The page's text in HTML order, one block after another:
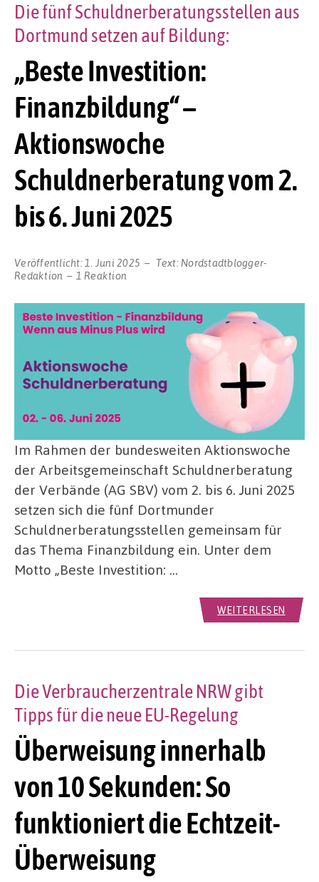
„Beste Investition:
Finanzbildung“ –
Aktionswoche
Schuldnerberatung vom 2.
bis 6. Juni 2025
Die fünf Schuldnerberatungsstellen aus
Dortmund setzen auf Bildung:
Veröffentlicht: 1. Juni 2025 Text: Nordstadtblogger-
Redaktion
1 Reaktion
Im Rahmen der bundesweiten Aktionswoche
der Arbeitsgemeinschaft Schuldnerberatung
der Verbände (AG SBV) vom 2. bis 6. Juni 2025
setzen sich die fünf Dortmunder
Schuldnerberatungsstellen gemeinsam für
das Thema Finanzbildung ein. Unter dem
Motto „Beste Investition: …
WEITERLESEN
Überweisung innerhalb
von 10 Sekunden: So
funktioniert die Echtzeit-
Überweisung
Die Verbraucherzentrale NRW gibt
Tipps für die neue EU-Regelung